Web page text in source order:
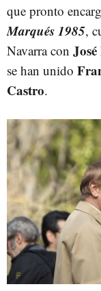
que pronto
Marqués 1985,
Navarra con
se han unido
Castro.